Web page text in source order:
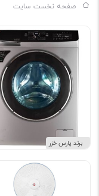
صفحه نخست سایت
برند پارس خزر